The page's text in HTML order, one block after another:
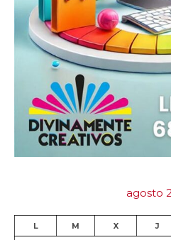
agosto
L M X J